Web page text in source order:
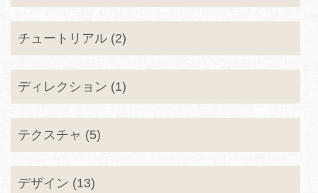
チュートリアル (2)
ディレクション (1)
テクスチャ (5)
デザイン (13)